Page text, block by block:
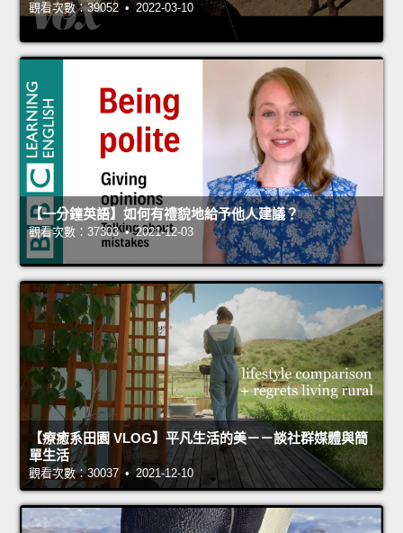
觀看次數：39052 • 2022-03-10
【一分鐘英語】如何有禮貌地給予他人建議？
觀看次數：37303 • 2021-12-03
【療癒系田園 VLOG】平凡生活的美－－談社群媒體與簡
單生活
觀看次數：30037 • 2021-12-10